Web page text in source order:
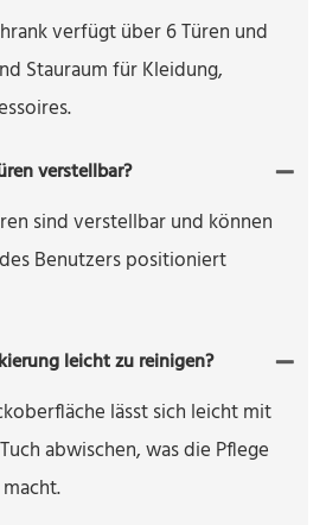
verfügt über 6 Türen und
Stauraum für Kleidung,
verstellbar?
sind verstellbar und können
Benutzers positioniert
leicht zu reinigen?
lässt sich leicht mit
abwischen, was die Pflege